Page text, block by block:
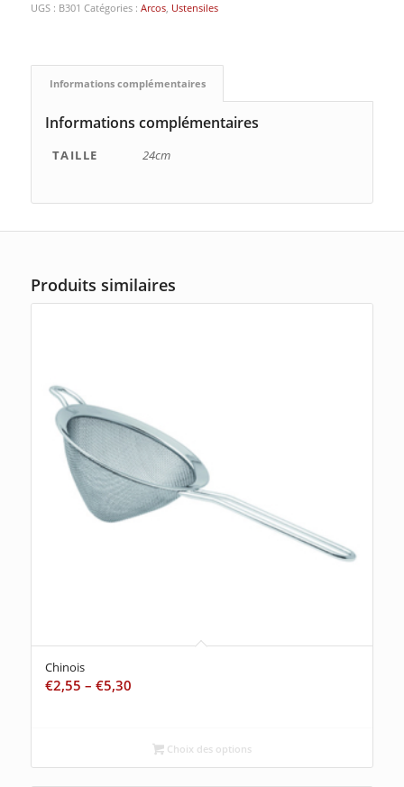
UGS : B301 Catégories : Arcos, Ustensiles
Informations complémentaires
Informations complémentaires
TAILLE 24cm
Produits similaires
Chinois
€2,55 – €5,30
Choix des options